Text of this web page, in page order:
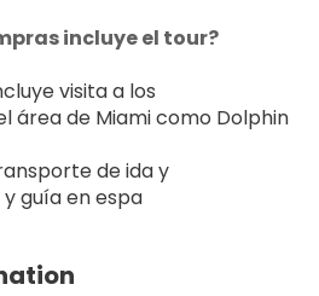
incluye el tour?
visita a los
área de Miami como Dolphin
de ida y
guía en espa